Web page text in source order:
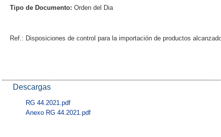
Tipo de Documento: Orden del Dia
Ref.: Disposiciones de control para la importación de productos
Descargas
RG 44.2021.pdf
Anexo RG 44.2021.pdf